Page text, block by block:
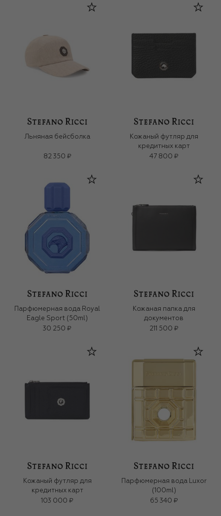
Льняная бейсболка
82 350 ₽
Кожаный футляр для
кредитных карт
47 800 ₽
Парфюмерная вода Royal
Eagle Sport (50ml)
30 250 ₽
Кожаная папка для
документов
211 500 ₽
Кожаный футляр для
кредитных карт
103 000 ₽
Парфюмерная вода Luxor
(100ml)
65 340 ₽